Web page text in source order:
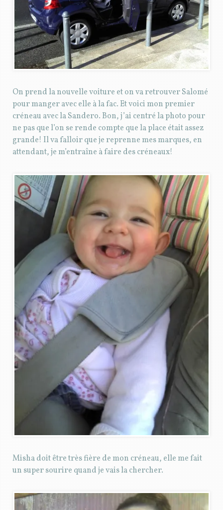
On prend la nouvelle voiture et on va retrouver Salomé
pour manger avec elle à la fac. Et voici mon premier
créneau avec la Sandero. Bon, j’ai centré la photo pour
ne pas que l’on se rende compte que la place était assez
grande! Il va falloir que je reprenne mes marques, en
attendant, je m’entraîne à faire des créneaux!
Misha doit être très fière de mon créneau, elle me fait
un super sourire quand je vais la chercher.